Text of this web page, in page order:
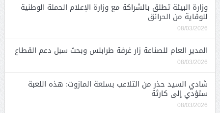
وزارة البيئة تطلق بالشراكة مع وزارة الإعلام الحملة الوطنية
للوقاية من الحرائق
08/03/2026
المدير العام للصناعة زار غرفة طرابلس وبحث سبل دعم القطاع
08/03/2026
شادي السيد حذر من التلاعب بسلعة المازوت: هذه اللعبة
ستؤدي إلى كارثة
08/03/2026